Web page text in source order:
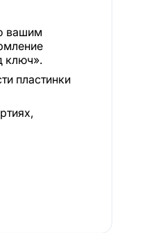
вашим
ключ».
пластинки